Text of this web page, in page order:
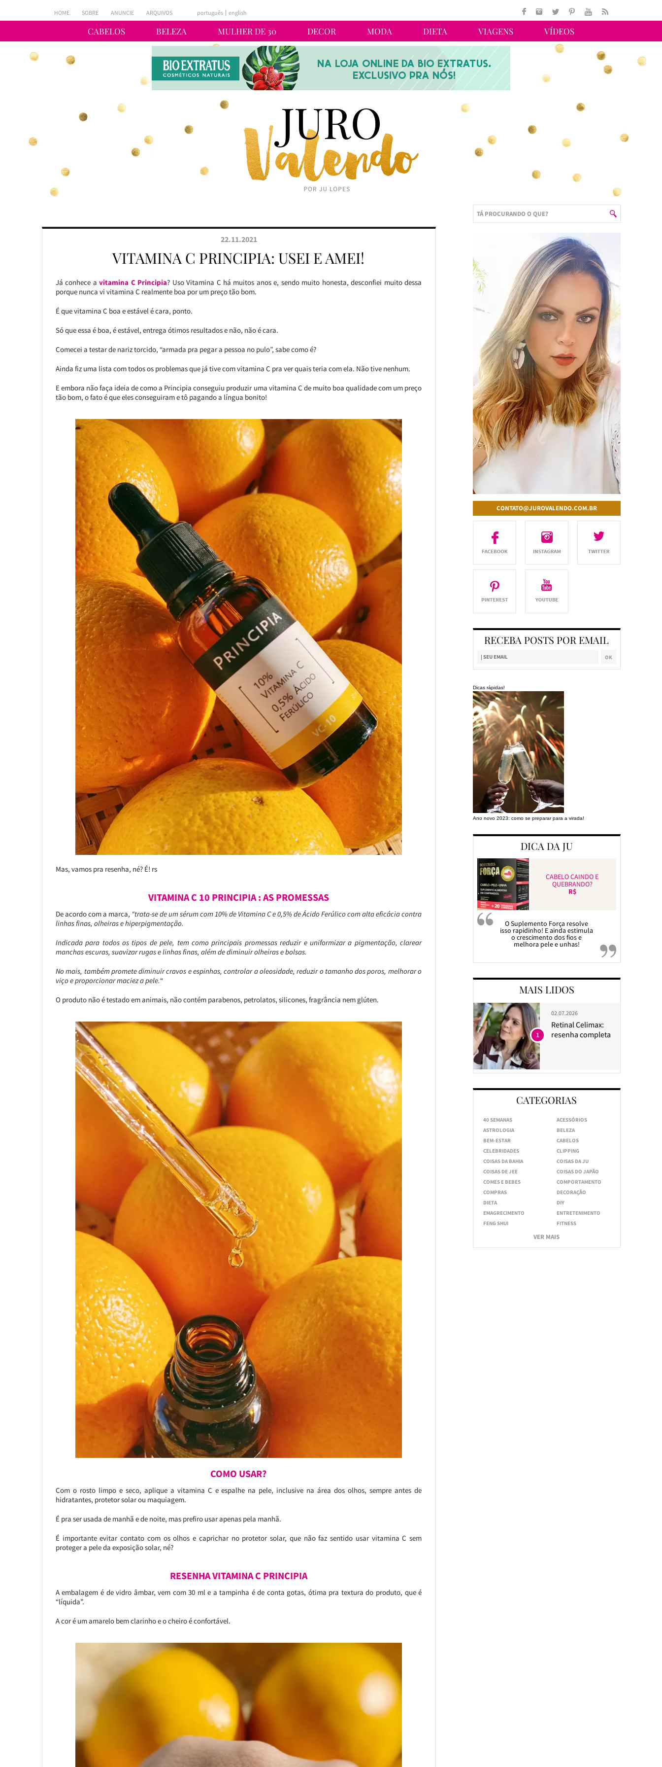
CABELOS BELEZA MULHER DE 30 DECOR MODA DIETA VIAGENS VÍDEOS
HOME SOBRE ANUNCIE ARQUIVOS português english
22.11.2021
VITAMINA C PRINCIPIA: USEI E AMEI!
Já conhece avitamina C Principia? Uso Vitamina C há muitos anos e, sendo muito honesta, desconfiei muito dessa
porque nunca vi vitamina C realmente boa por um preço tão bom.
É que vitamina C boa e estável é cara, ponto.
Só que essa é boa, é estável, entrega ótimos resultados e não, não é cara.
Comecei a testar de nariz torcido, “armada pra pegar a pessoa no pulo”, sabe como é?
Ainda fiz uma lista com todos os problemas que já tive com vitamina C pra ver quais teria com ela. Não tive nenhum.
E embora não faça ideia de como a Principia conseguiu produzir uma vitamina C de muito boa qualidade com um preço
tão bom, o fato é que eles conseguiram e tô pagando a língua bonito!
Mas, vamos pra resenha, né? É! rs
VITAMINA C 10 PRINCIPIA : AS PROMESSAS
De acordo com a marca, “trata-se de um sérum com 10% de Vitamina C e 0,5% de Ácido Ferúlico com alta eficácia contra
linhas finas, olheiras e hiperpigmentação.
Indicada para todos os tipos de pele, tem como principais promessas reduzir e uniformizar a pigmentação, clarear
manchas escuras, suavizar rugas e linhas finas, além de diminuir olheiras e bolsas.
No mais, também promete diminuir cravos e espinhas, controlar a oleosidade, reduzir o tamanho dos poros, melhorar o
viço e proporcionar maciez a pele.“
O produto não é testado em animais, não contém parabenos, petrolatos, silicones, fragrância nem glúten.
COMO USAR?
Com o rosto limpo e seco, aplique a vitamina C e espalhe na pele, inclusive na área dos olhos, sempre antes de
hidratantes, protetor solar ou maquiagem.
É pra ser usada de manhã e de noite, mas prefiro usar apenas pela manhã.
É importante evitar contato com os olhos e caprichar no protetor solar, que não faz sentido usar vitamina C sem
proteger a pele da exposição solar, né?
RESENHA VITAMINA C PRINCIPIA
A embalagem é de vidro âmbar, vem com 30 ml e a tampinha é de conta gotas, ótima pra textura do produto, que é
“líquida”.
A cor é um amarelo bem clarinho e o cheiro é confortável.
CONTATO@JUROVALENDO.COM.BR
RECEBA POSTS POR EMAIL
Dicas rápidas!
Ano novo 2023: como se preparar para a virada!
DICA DA JU
CABELO CAINDO E
QUEBRANDO?
R$
O Suplemento Força resolve
isso rapidinho! E ainda estimula
o crescimento dos fios e
melhora pele e unhas!
MAIS LIDOS
02.07.2026
Retinal Celimax:
resenha completa
1
CATEGORIAS
40 SEMANAS
ACESSÓRIOS
ASTROLOGIA
BELEZA
BEM-ESTAR
CABELOS
CELEBRIDADES
CLIPPING
COISAS DA BAHIA
COISAS DA JU
COISAS DE JEE
COISAS DO JAPÃO
COMES E BEBES
COMPORTAMENTO
COMPRAS
DECORAÇÃO
DIETA
DIY
EMAGRECIMENTO
ENTRETENIMENTO
FENG SHUI
FITNESS
VER MAIS